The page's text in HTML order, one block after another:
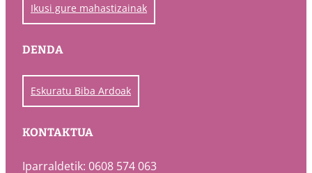
Ikusi gure mahastizainak
DENDA
Eskuratu Biba Ardoak
KONTAKTUA
Iparraldetik: 0608 574 063